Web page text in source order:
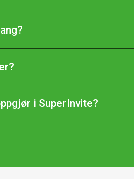
i SuperInvite?